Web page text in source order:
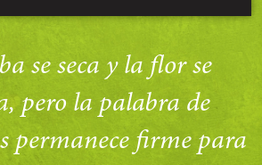
se seca y la flor se
pero la palabra de
permanece firme para